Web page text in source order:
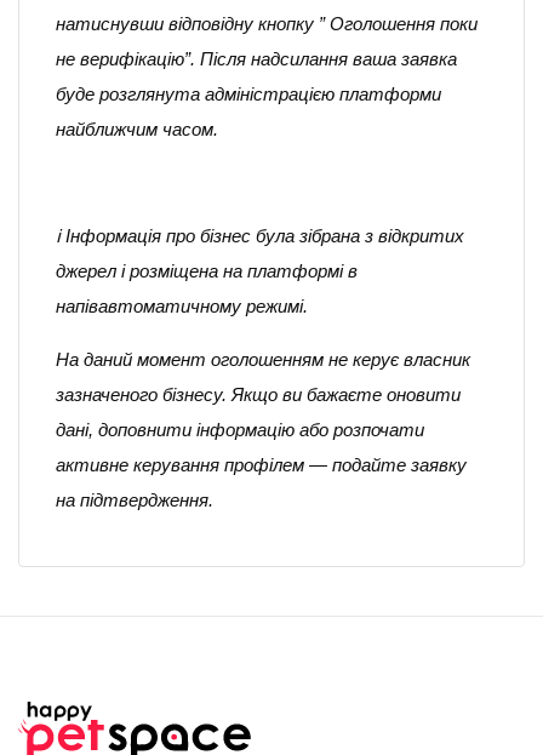
натиснувши відповідну кнопку ” Оголошення поки
не верифікацію”. Після надсилання ваша заявка
буде розглянута адміністрацією платформи
найближчим часом.
ℹ️ Інформація про бізнес була зібрана з відкритих
джерел і розміщена на платформі в
напівавтоматичному режимі.
На даний момент оголошенням не керує власник
зазначеного бізнесу. Якщо ви бажаєте оновити
дані, доповнити інформацію або розпочати
активне керування профілем — подайте заявку
на підтвердження.